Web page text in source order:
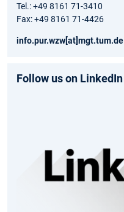
Tel.: +49 8161 71-3410
Fax: +49 8161 71-4426
info.pur.wzw[at]mgt.tum.de
Follow us on LinkedIn